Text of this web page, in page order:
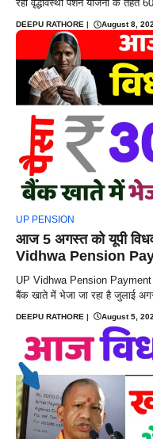
रही वृद्धावस्था पेंशन योजना के तहत
DEEPU RATHORE August 8,
UP PENSION
आज 5 अगस्त को यूपी
Vidhwa Pension
UP Vidhwa Pension Payment
बैंक खाते में भेजा जा रहा है जुलाई
DEEPU RATHORE | August 5,